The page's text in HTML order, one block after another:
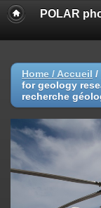
POLAR
Home / Accueil /
for geology
recherche